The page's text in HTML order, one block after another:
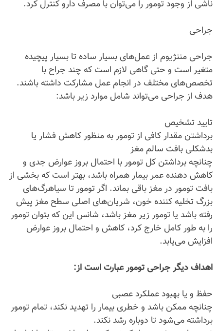
ناشی از وجود تومور را می‌توان با مصرف دارو کنترل کرد.
جراحی
جراحی مننژیوم از عمل‌های بسیار ساده تا بسیار پیچیده
متغیر است و حتی گاهی لازم است که چند جراح با
تخصص‌های مختلف در انجام عمل مشارکت داشته باشند.
هدف از جراحی می‌تواند شامل موارد زیر باشد:
تایید تشخیص
برداشتن مقدار کافی از تومور به منظور کاهش فشار یا
بدشکلی بافت سالم مغز
چنانچه برداشتن کل تومور با احتمال بروز عوارض جدی و
کاهش دهنده عمر بیمار همراه باشد، بهتر است که بخشی از
بافت تومور در مغز باقی بماند. اگر تومور تا سیاهرگ‌های
بزرگ تخلیه کننده خون، شریان‌های اصلی سطح مغز پیش
رفته باشد یا تومور زیر مغز باشد، شانس این که بتوان تومور
را به طور کامل خارج کرد، کاهش و احتمال بروز عوارض
افزایش می‌یابد.
اهداف دیگر جراحی تومور عبارت است از:
حفظ و یا بهبود عملکرد عصبی
چنانچه ممکن باشد و خطری بیمار را تهدید نکند، تمام تومور
برداشته می‌شود تا دوباره رشد نکند.